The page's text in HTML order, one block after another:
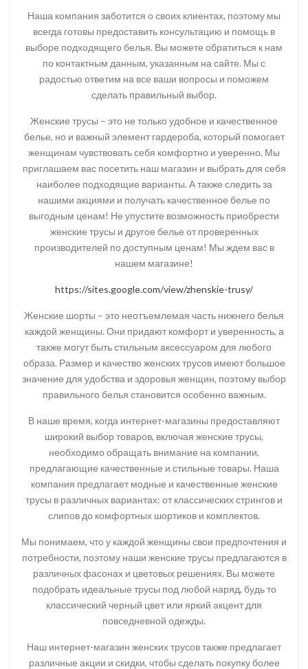
Наша компания заботится о своих клиентах, поэтому мы
всегда готовы предоставить консультацию и помощь в
выборе подходящего белья. Вы можете обратиться к нам
по контактным данным, указанным на сайте. Мы с
радостью ответим на все ваши вопросы и поможем
сделать правильный выбор.
Женские трусы – это не только удобное и качественное
белье, но и важный элемент гардероба, который помогает
женщинам чувствовать себя комфортно и уверенно. Мы
приглашаем вас посетить наш магазин и выбрать для себя
наиболее подходящие варианты. А также следить за
нашими акциями и получать качественное белье по
выгодным ценам! Не упустите возможность приобрести
женские трусы и другое белье от проверенных
производителей по доступным ценам! Мы ждем вас в
нашем магазине!
https://sites.google.com/view/zhenskie-trusy/
Женские шорты – это неотъемлемая часть нижнего белья
каждой женщины. Они придают комфорт и уверенность, а
также могут быть стильным аксессуаром для любого
образа. Размер и качество женских трусов имеют большое
значение для удобства и здоровья женщин, поэтому выбор
правильного белья становится особенно важным.
В наше время, когда интернет-магазины предоставляют
широкий выбор товаров, включая женские трусы,
необходимо обращать внимание на компании,
предлагающие качественные и стильные товары. Наша
компания предлагает модные и качественные женские
трусы в различных вариантах: от классических стрингов и
слипов до комфортных шортиков и комплектов.
Мы понимаем, что у каждой женщины свои предпочтения и
потребности, поэтому наши женские трусы предлагаются в
различных фасонах и цветовых решениях. Вы можете
подобрать идеальные трусы под любой наряд, будь то
классический черный цвет или яркий акцент для
повседневной одежды.
Наш интернет-магазин женских трусов также предлагает
различные акции и скидки, чтобы сделать покупку более